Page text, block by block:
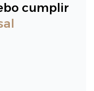
cumplir